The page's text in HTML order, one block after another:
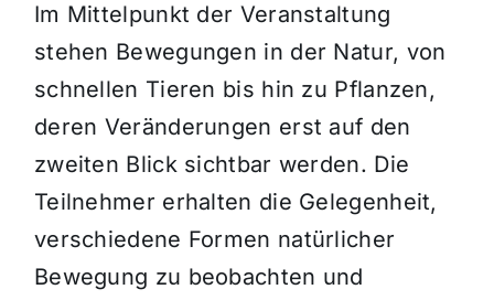
Im Mittelpunkt der Veranstaltung
stehen Bewegungen in der Natur, von
schnellen Tieren bis hin zu Pflanzen,
deren Veränderungen erst auf den
zweiten Blick sichtbar werden. Die
Teilnehmer erhalten die Gelegenheit,
verschiedene Formen natürlicher
Bewegung zu beobachten und